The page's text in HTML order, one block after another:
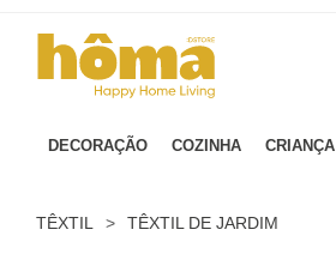
DECORAÇÃO COZINHA CRIANÇA
TÊXTIL > TÊXTIL DE JARDIM